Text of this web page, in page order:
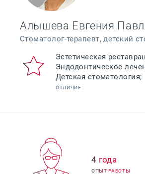
Алышева Евгения
Стоматолог-терапевт, детский
Эстетическая
Эндодонтическое
Детская стоматология;
ОТЛИЧИЕ
4 года
ОПЫТ РАБОТЫ